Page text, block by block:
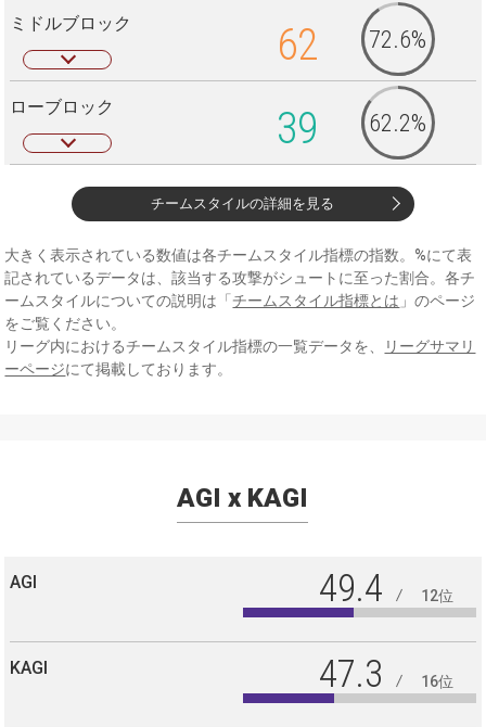
ミドルブロック 62 72.6%
ローブロック 39 62.2%
チームスタイルの詳細を見る
大きく表示されている数値は各チームスタイル指標の指数。%にて表
記されているデータは、該当する攻撃がシュートに至った割合。各チ
ームスタイルについての説明は「チームスタイル指標とは 」のページ
をご覧ください。
リーグ内におけるチームスタイル指標の一覧データを、
リーグサマリ
ーページにて掲載しております。
AGI x KAGI
AGI 49.4 12位
KAGI 47.3 16位